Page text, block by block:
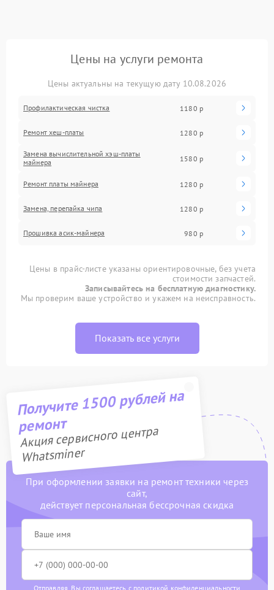
Цены на услуги ремонта
Цены актуальны на текущую дату 10.08.2026
Профилактическая чистка 1180 р
Ремонт хеш-платы 1280 р
Замена вычислительной хэш-платы
майнера
1580 р
Ремонт платы майнера 1280 р
Замена, перепайка чипа 1280 р
Прошивка асик-майнера 980 р
Цены в прайс-листе указаны ориентировочные, без учета
стоимости запчастей.
Записывайтесь на бесплатную диагностику.
Мы проверим ваше устройство и укажем на неисправность.
Показать все услуги
Получите 1500 рублей на
ремонт
Акция сервисного центра
Whatsminer
При оформлении заявки на ремонт техники через
сайт,
действует персональная бессрочная скидка
Отправляя, Вы соглашаетесь с политикой конфиденциальности